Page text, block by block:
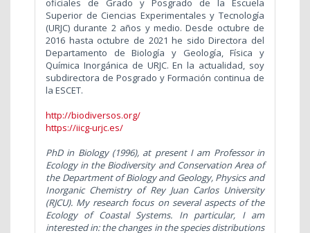
oficiales de Grado y Posgrado de la Escuela
Superior de Ciencias Experimentales y Tecnología
(URJC) durante 2 años y medio. Desde octubre de
2016 hasta octubre de 2021 he sido Directora del
Departamento de Biología y Geología, Física y
Química Inorgánica de URJC. En la actualidad, soy
subdirectora de Posgrado y Formación continua de
la ESCET.
http://biodiversos.org/
https://iicg-urjc.es/
PhD in Biology (1996), at present I am Professor in
Ecology in the Biodiversity and Conservation Area of
the Department of Biology and Geology, Physics and
Inorganic Chemistry of Rey Juan Carlos University
(RJCU). My research focus on several aspects of the
Ecology of Coastal Systems. In particular, I am
interested in: the changes in the species distributions